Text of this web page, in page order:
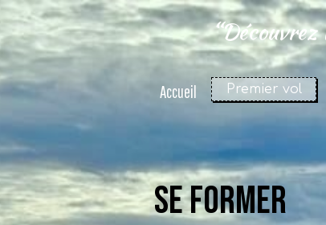
Premier vol
“Découvrez
Accueil
SE FORMER